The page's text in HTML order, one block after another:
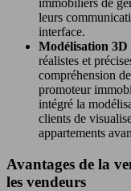
leurs
interface.
Modélisation 3D
réalistes et
compréhension
promoteur
intégré la
clients de
appartements
Avantages de la
les vendeurs